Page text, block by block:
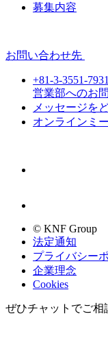
募集内容
お問い合わせ先
+81-3-3551-7931
営業部へのお
メッセージを
オンラインミ
© KNF Group
法定通知
プライバシー
企業理念
Cookies
ぜひチャットでご相